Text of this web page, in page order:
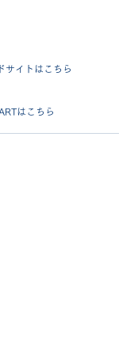
サイトはこちら
はこちら